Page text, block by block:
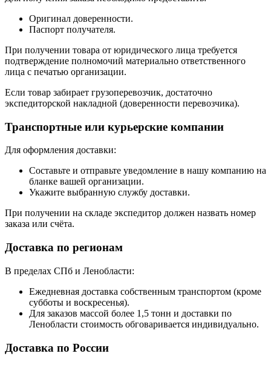
Оригинал доверенности.
Паспорт получателя.
При получении товара от юридического лица требуется
подтверждение полномочий материально ответственного
лица с печатью организации.
Если товар забирает грузоперевозчик, достаточно
экспедиторской накладной (доверенности перевозчика).
Транспортные или курьерские компании
Для оформления доставки:
Составьте и отправьте уведомление в нашу компанию на
бланке вашей организации.
Укажите выбранную службу доставки.
При получении на складе экспедитор должен назвать номер
заказа или счёта.
Доставка по регионам
В пределах СПб и Ленобласти:
Ежедневная доставка собственным транспортом (кроме
субботы и воскресенья).
Для заказов массой более 1,5 тонн и доставки по
Ленобласти стоимость обговаривается индивидуально.
Доставка по России